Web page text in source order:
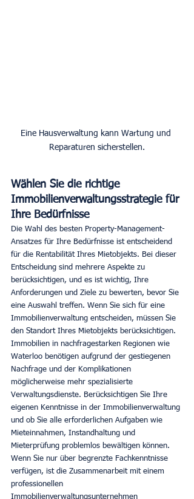
Eine Hausverwaltung kann Wartung und
Reparaturen sicherstellen.
Wählen Sie die richtige
Immobilienverwaltungsstrategie für
Ihre Bedürfnisse
Die Wahl des besten Property-Management-
Ansatzes für Ihre Bedürfnisse ist entscheidend
für die Rentabilität Ihres Mietobjekts. Bei dieser
Entscheidung sind mehrere Aspekte zu
berücksichtigen, und es ist wichtig, Ihre
Anforderungen und Ziele zu bewerten, bevor Sie
eine Auswahl treffen. Wenn Sie sich für eine
Immobilienverwaltung entscheiden, müssen Sie
den Standort Ihres Mietobjekts berücksichtigen.
Immobilien in nachfragestarken Regionen wie
Waterloo benötigen aufgrund der gestiegenen
Nachfrage und der Komplikationen
möglicherweise mehr spezialisierte
Verwaltungsdienste. Berücksichtigen Sie Ihre
eigenen Kenntnisse in der Immobilienverwaltung
und ob Sie alle erforderlichen Aufgaben wie
Mieteinnahmen, Instandhaltung und
Mieterprüfung problemlos bewältigen können.
Wenn Sie nur über begrenzte Fachkenntnisse
verfügen, ist die Zusammenarbeit mit einem
professionellen
Immobilienverwaltungsunternehmen